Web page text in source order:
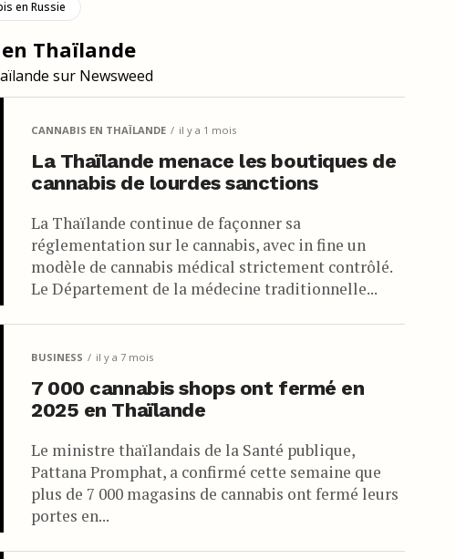
de la moindre quantité de cannabis, l’armée ne
dures.
En tant que l’un des premiers signataires de la Convention
la Thaïlande, alors appelée Siam, a promulgué une législation
sur les drogues dans le Royaume.
des signataires qu’ils interdisent l’exportation de chanvre indien
Phot Phahonyothin, a criminalisé le cannabis en Thaïlande en
en Russie
Thaïlande
sur Newsweed
CANNABIS EN THAÏLANDE il y a 1 mois
La Thaïlande menace les boutiques de
cannabis de lourdes sanctions
La Thaïlande continue de façonner sa
réglementation sur le cannabis, avec in fine un
modèle de cannabis médical strictement contrôlé.
Le Département de la médecine traditionnelle...
BUSINESS il y a 7 mois
7 000 cannabis shops ont fermé en
2025 en Thaïlande
Le ministre thaïlandais de la Santé publique,
Pattana Promphat, a confirmé cette semaine que
plus de 7 000 magasins de cannabis ont fermé leurs
portes en...